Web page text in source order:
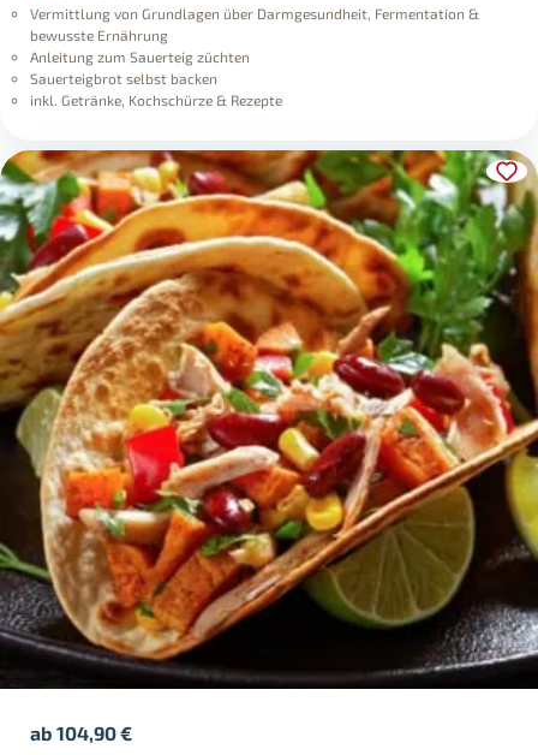
Vermittlung von Grundlagen über Darmgesundheit, Fermentation &
bewusste Ernährung
Anleitung zum Sauerteig züchten
Sauerteigbrot selbst backen
inkl. Getränke, Kochschürze & Rezepte
ab104,90€